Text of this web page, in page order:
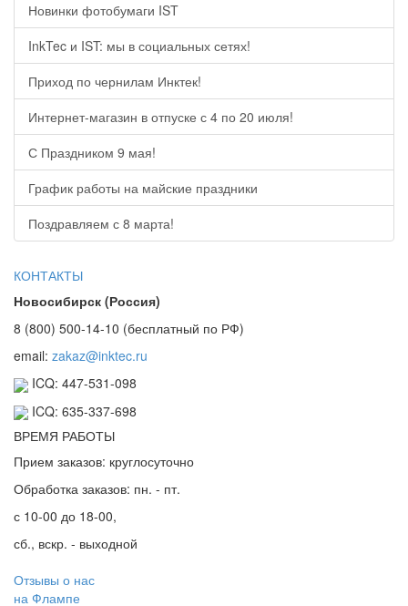
Новинки фотобумаги IST
InkTec и IST: мы в социальных сетях!
Приход по чернилам Инктек!
Интернет-магазин в отпуске с 4 по 20 июля!
С Праздником 9 мая!
График работы на майские праздники
Поздравляем с 8 марта!
КОНТАКТЫ
Новосибирск (Россия)
8 (800) 500-14-10 (бесплатный по РФ)
email: zakaz@inktec.ru
ICQ: 447-531-098
ICQ: 635-337-698
ВРЕМЯ РАБОТЫ
Прием заказов: круглосуточно
Обработка заказов: пн. - пт.
с 10-00 до 18-00,
сб., вскр. - выходной
Отзывы о нас
на Флампе